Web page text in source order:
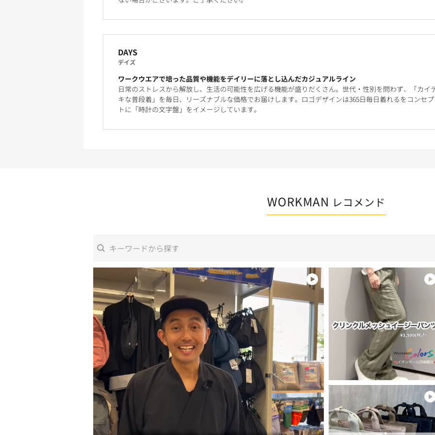
DAYS
デイズ
ワークウエアで培った品質や機能をデイリーに落とし込んだカジュアルライン
日常のストレスから解放し、生活の可能性を広げる機能が盛りだくさん。世代・性別を問わず、「カイ
キな普段着」を毎日、リーズナブルな価格でお届けします。ロゴデザインは365日毎日着れるをコンセプ
トに「時計の文字盤」をイメージしています。
WORKMAN レコメンド